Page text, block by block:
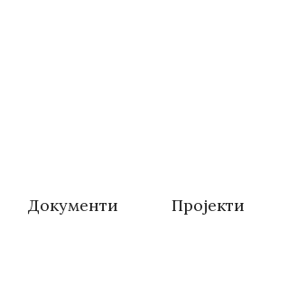
Документи Пројекти